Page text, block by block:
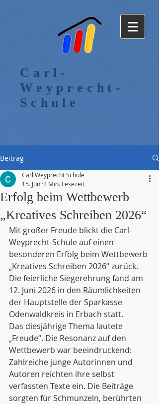
Carl-
Weyprecht-
Schule
Beitrag
Erfolg beim Wettbewerb
„Kreatives Schreiben 2026“
Carl Weyprecht Schule
15. Juni 2 Min. Lesezeit
Mit großer Freude blickt die Carl-
Weyprecht-Schule auf einen
besonderen Erfolg beim Wettbewerb
„Kreatives Schreiben 2026“ zurück.
Die feierliche Siegerehrung fand am
12. Juni 2026 in den Räumlichkeiten
der Hauptstelle der Sparkasse
Odenwaldkreis in Erbach statt.
Das diesjährige Thema lautete
„Freude“. Die Resonanz auf den
Wettbewerb war beeindruckend:
Zahlreiche junge Autorinnen und
Autoren reichten ihre selbst
verfassten Texte ein. Die Beiträge
sorgten für Schmunzeln, berührten